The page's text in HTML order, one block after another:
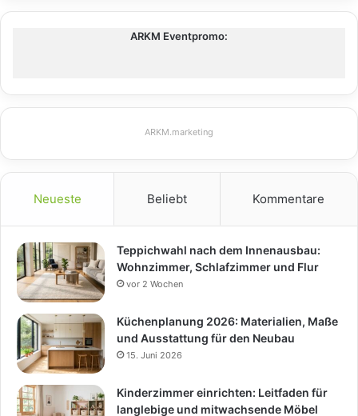
ARKM Eventpromo:
ARKM.marketing
Neueste Beliebt Kommentare
Teppichwahl nach dem Innenausbau:
Wohnzimmer, Schlafzimmer und Flur
vor 2 Wochen
Küchenplanung 2026: Materialien, Maße
und Ausstattung für den Neubau
15. Juni 2026
Kinderzimmer einrichten: Leitfaden für
langlebige und mitwachsende Möbel